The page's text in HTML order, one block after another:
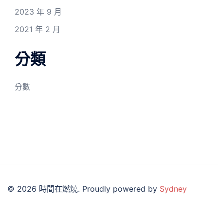
2023 年 9 月
2021 年 2 月
分類
分數
© 2026 時間在燃燒. Proudly powered by Sydney